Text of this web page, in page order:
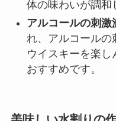
体の味わいが調和
アルコールの刺激
れ、アルコールの
ウイスキーを楽し
おすすめです。